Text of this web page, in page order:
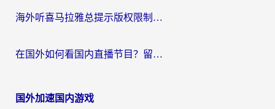
海外听喜马拉雅总提示版权限制？3步解决+2个音乐平台问题全攻略
在国外如何看国内直播节目？留学生亲测有效的追剧加速指南
国外加速国内游戏